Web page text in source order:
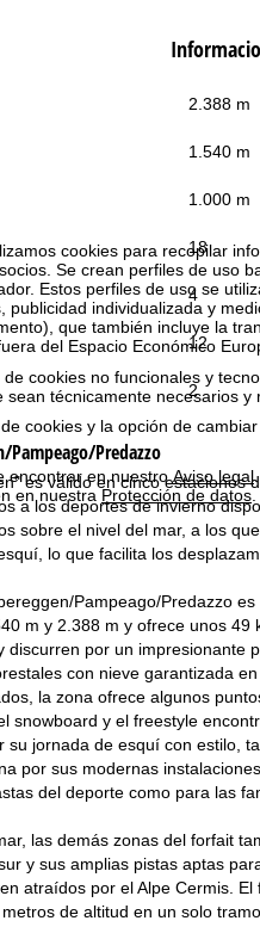
cookies para recopilar
Se crean perfiles de uso
Estos perfiles de uso se
individualizada y
que también incluye la
del Espacio Económico
cookies no funcionales y
sean técnicamente necesarios
cookies y la opción de
encontrar en nuestroAviso legal
en nuestra Protección de datos
2.388 m
1.540 m
1.000 m
18
4
12
2
Pampeago/Predazzo
es válido en cinco estaciones
a los deportes de invierno
sobre el nivel del mar, a los
lo que facilita los
Pampeago/Predazzo
m y 2.388 m y ofrece unos
discurren por un
con nieve garantizada en
la zona ofrece algunos
snowboard y el freestyle
su jornada de esquí con estilo,
por sus modernas
del deporte como para las
las demás zonas del forfait
y sus amplias pistas aptas
atraídos por el Alpe Cermis.
de altitud en un solo